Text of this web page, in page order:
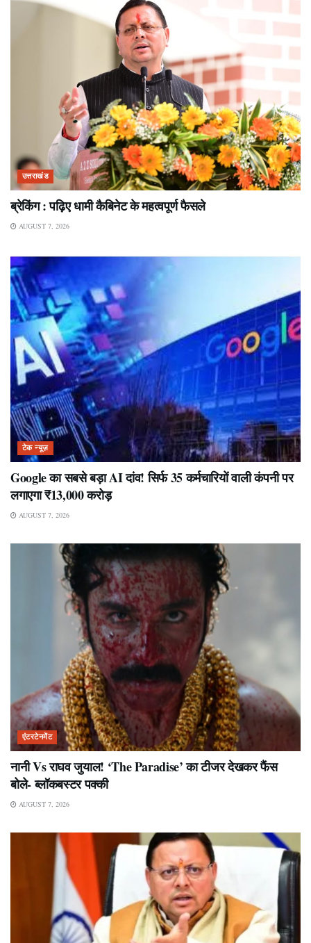
उत्तराखंड
ब्रेकिंग : पढ़िए धामी कैबिनेट के महत्वपूर्ण फैसले
AUGUST 7, 2026
टेक न्यूज़
Google का सबसे बड़ा AI दांव! सिर्फ 35 कर्मचारियों वाली कंपनी पर
लगाएगा ₹13,000 करोड़
AUGUST 7, 2026
एंटरटेनमेंट
नानी Vs राघव जुयाल! ‘The Paradise’ का टीजर देखकर फैंस
बोले- ब्लॉकबस्टर पक्की
AUGUST 7, 2026